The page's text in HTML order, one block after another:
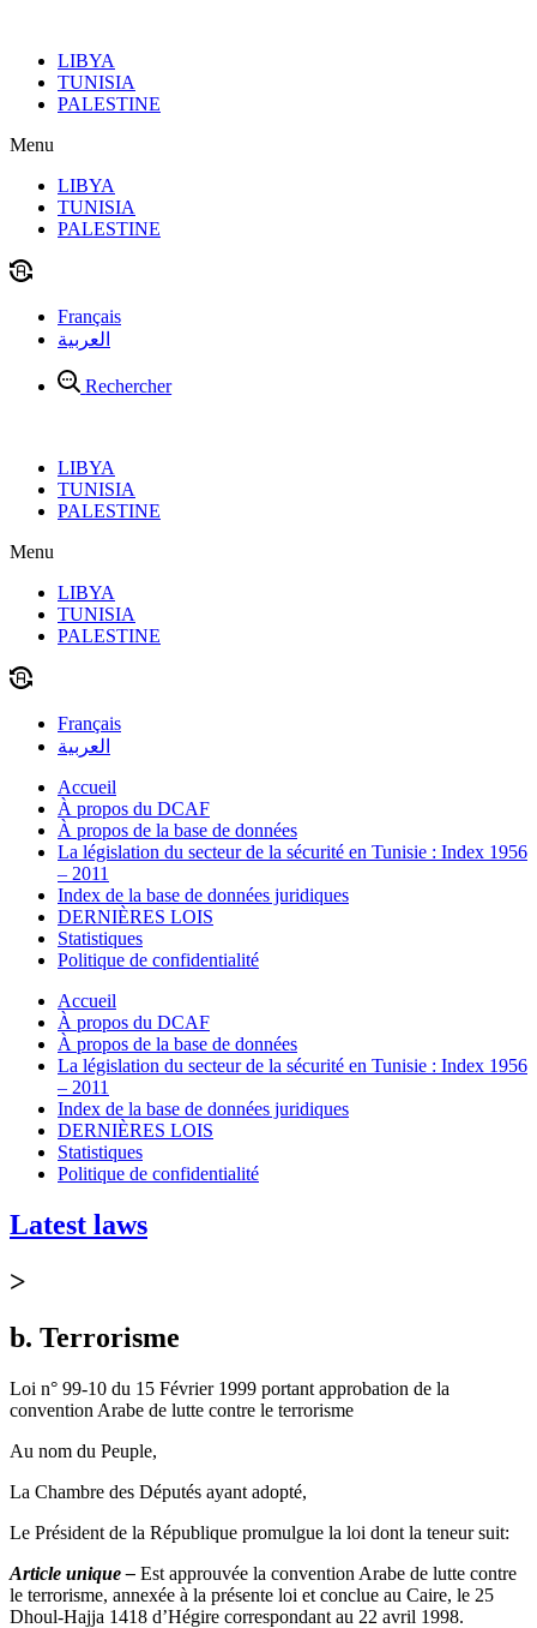
contenuLIBYA
TUNISIA
PALESTINE
Menu
LIBYA
TUNISIA
PALESTINE
Français
العربية
Rechercher
LIBYA
TUNISIA
PALESTINE
Menu
LIBYA
TUNISIA
PALESTINE
Français
العربية
Accueil
À propos du DCAF
À propos de la base de données
La législation du secteur de la sécurité en Tunisie : Index 1956
– 2011
Index de la base de données juridiques
DERNIÈRES LOIS
Statistiques
Politique de confidentialité
Accueil
À propos du DCAF
À propos de la base de données
La législation du secteur de la sécurité en Tunisie : Index 1956
– 2011
Index de la base de données juridiques
DERNIÈRES LOIS
Statistiques
Politique de confidentialité
Latest laws
>
b. Terrorisme
Loi n° 99-10 du 15 Février 1999 portant approbation de la
convention Arabe de lutte contre le terrorisme
Au nom du Peuple,
La Chambre des Députés ayant adopté,
Le Président de la République promulgue la loi dont la teneur suit:
Article unique – Est approuvée la convention Arabe de lutte contre
le terrorisme, annexée à la présente loi et conclue au Caire, le 25
Dhoul-Hajja 1418 d’Hégire correspondant au 22 avril 1998.